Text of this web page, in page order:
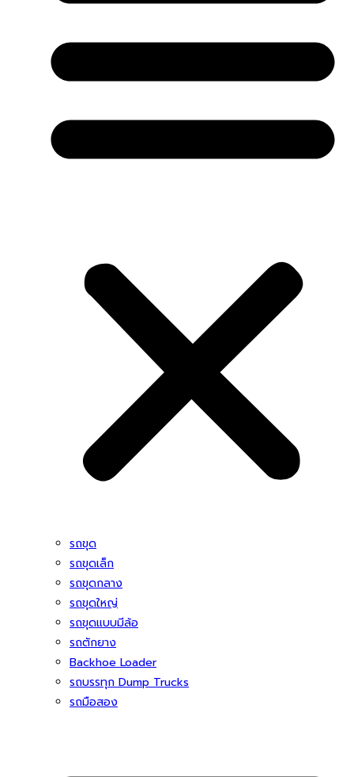
รถขุด
รถขุดเล็ก
รถขุดกลาง
รถขุดใหญ่
รถขุดแบบมีล้อ
รถตักยาง
Backhoe Loader
รถบรรทุก Dump Trucks
รถมือสอง